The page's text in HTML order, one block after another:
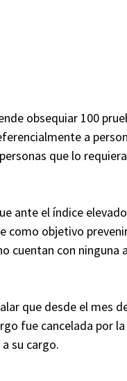
obsequiar 100
a
que lo
ante el índice
como objetivo
cuentan con ninguna
que desde el mes
fue cancelada por
su cargo.